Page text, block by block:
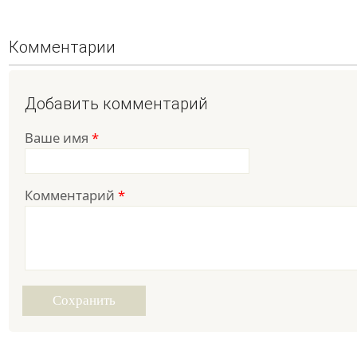
Комментарии
Добавить комментарий
Ваше имя *
Комментарий *